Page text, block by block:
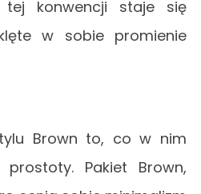
konwencji staje się
w sobie promienie
Brown to, co w nim
prostoty. Pakiet Brown,